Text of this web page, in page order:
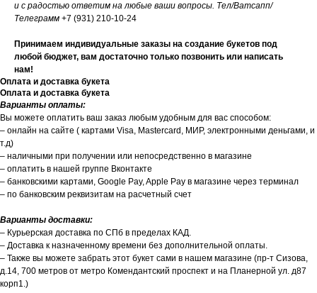
и с радостью ответим на любые ваши вопросы. Тел/Ватсапп/
Телеграмм +7 (931) 210-10-24
Принимаем индивидуальные заказы на создание букетов под
любой бюджет, вам достаточно только позвонить или написать
нам!
Оплата и доставка букета
Оплата и доставка букета
Варианты оплаты:
Вы можете оплатить ваш заказ любым удобным для вас способом:
– онлайн на сайте ( картами Visa, Mastercard, МИР, электронными деньгами, и
т.д)
– наличными при получении или непосредственно в магазине
– оплатить в нашей группе Вконтакте
– банковскими картами, Google Pay, Apple Pay в магазине через терминал
– по банковским реквизитам на расчетный счет
Варианты доставки:
– Курьерская доставка по СПб в пределах КАД.
– Доставка к назначенному времени без дополнительной оплаты.
– Также вы можете забрать этот букет сами в нашем магазине (пр-т Сизова,
д.14, 700 метров от метро Комендантский проспект и на Планерной ул. д87
корп1.)